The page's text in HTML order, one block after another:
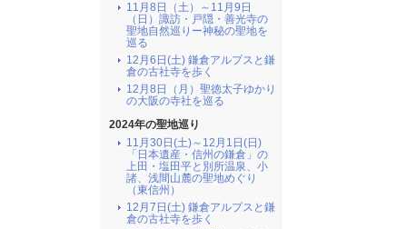
11月8日（土）～11月9日
（日）諏訪・戸隠・善光寺の
聖地自然巡りー神秘の聖地を
巡る
12月6日(土) 鎌倉アルプスと鎌
倉の古社寺を歩く
12月8日（月）聖徳太子ゆかり
の大阪の寺社を巡る
2024年の聖地巡り
11月30日(土)～12月1日(日)
「日本遺産・信州の鎌倉」の
上田・塩田平と別所温泉、小
諸、浅間山麓の聖地めぐり
（東信州）
12月7日(土) 鎌倉アルプスと鎌
倉の古社寺を歩く